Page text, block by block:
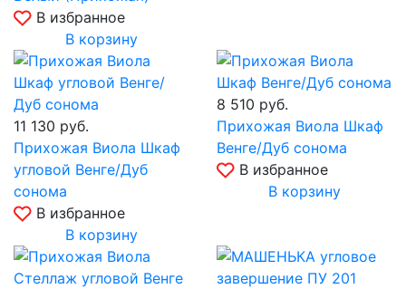
В избранное
В корзину
11 130 руб.
Прихожая Виола Шкаф
угловой Венге/Дуб
сонома
В избранное
В корзину
8 510 руб.
Прихожая Виола Шкаф
Венге/Дуб сонома
В избранное
В корзину